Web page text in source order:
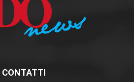
CONTATTI